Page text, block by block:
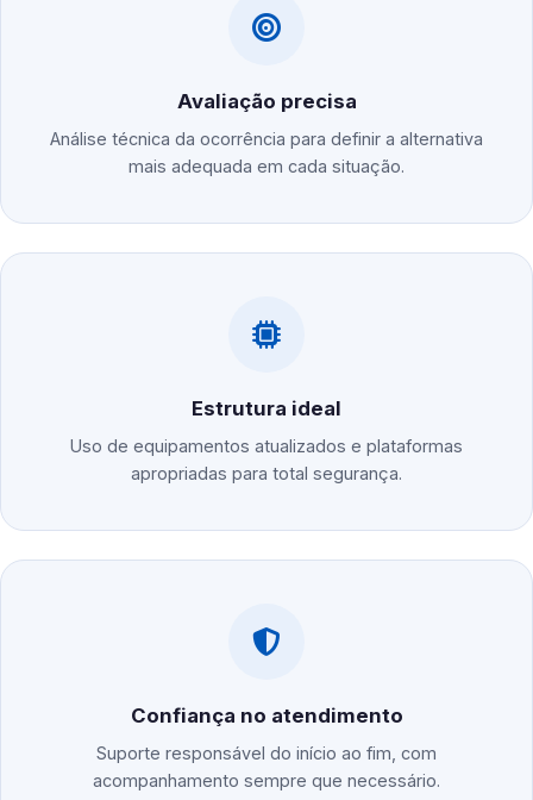
Avaliação precisa
Análise técnica da ocorrência para definir a alternativa
mais adequada em cada situação.
Estrutura ideal
Uso de equipamentos atualizados e plataformas
apropriadas para total segurança.
Confiança no atendimento
Suporte responsável do início ao fim, com
acompanhamento sempre que necessário.